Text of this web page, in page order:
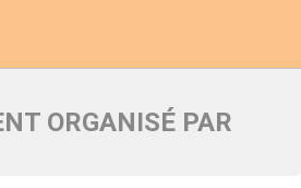
ORGANISÉ PAR